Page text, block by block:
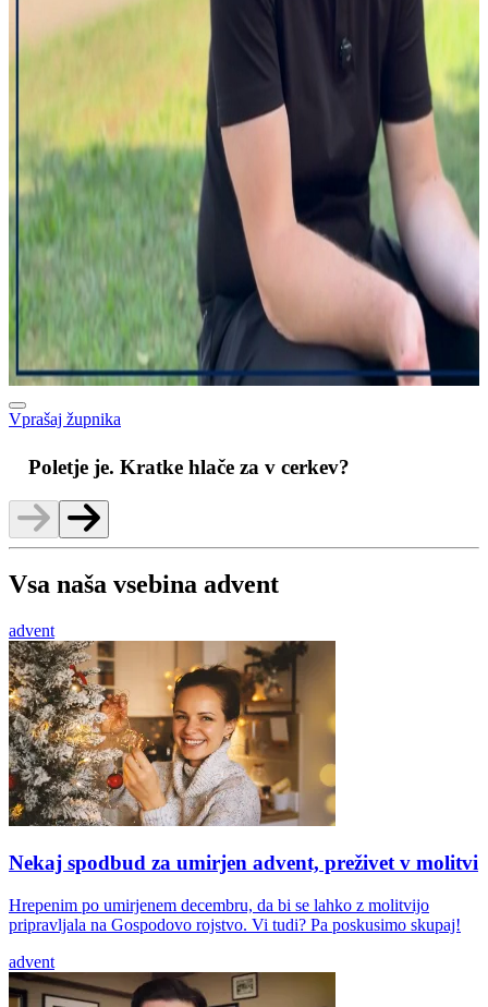
Vprašaj župnika
Poletje je. Kratke hlače za v cerkev?
Vsa naša vsebina advent
advent
Nekaj spodbud za umirjen advent, preživet v molitvi
Hrepenim po umirjenem decembru, da bi se lahko z molitvijo
pripravljala na Gospodovo rojstvo. Vi tudi? Pa poskusimo skupaj!
advent